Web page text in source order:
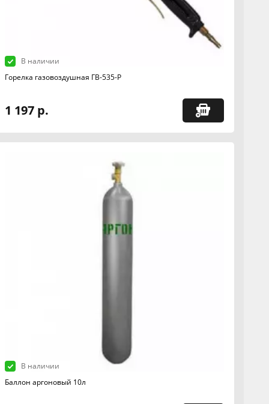
В наличии
Горелка газовоздушная ГВ-535-Р
1 197 р.
В наличии
Баллон аргоновый 10л